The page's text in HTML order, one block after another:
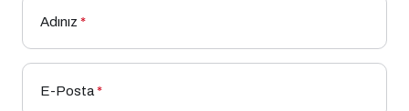
Adınız *
E-Posta*